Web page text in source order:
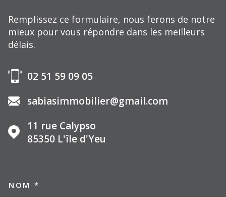
Remplissez ce formulaire, nous ferons de notre
mieux pour vous répondre dans les meilleurs
délais.
02 51 59 09 05
sabiasimmobilier@gmail.com
11 rue Calypso
85350
L'île d'Yeu
NOM *